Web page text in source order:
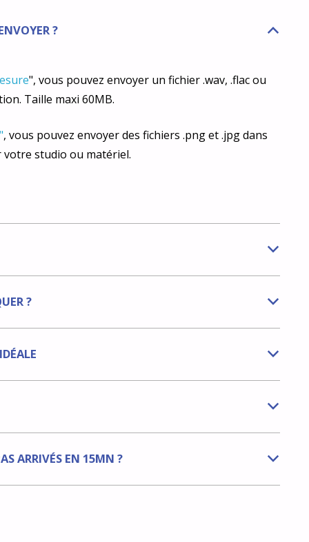
B
?
", vous pouvez envoyer un fichier .wav, .flac ou
Taille maxi 60MB.
, vous pouvez envoyer des fichiers .png et .jpg dans
studio ou matériel.
b
b
?
b
b
b
ARRIVÉS EN 15MN ?